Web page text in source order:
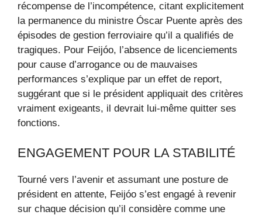
récompense de l’incompétence, citant explicitement
la permanence du ministre Óscar Puente après des
épisodes de gestion ferroviaire qu’il a qualifiés de
tragiques. Pour Feijóo, l’absence de licenciements
pour cause d’arrogance ou de mauvaises
performances s’explique par un effet de report,
suggérant que si le président appliquait des critères
vraiment exigeants, il devrait lui-même quitter ses
fonctions.
ENGAGEMENT POUR LA STABILITÉ
Tourné vers l’avenir et assumant une posture de
président en attente, Feijóo s’est engagé à revenir
sur chaque décision qu’il considère comme une